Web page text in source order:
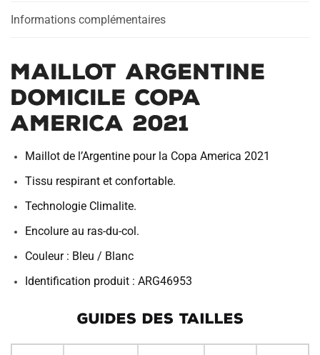
Informations complémentaires
MAILLOT ARGENTINE
DOMICILE COPA
AMERICA 2021
Maillot de l’Argentine pour la Copa America 2021
Tissu respirant et confortable.
Technologie Climalite.
Encolure au ras-du-col.
Couleur : Bleu / Blanc
Identification produit : ARG46953
GUIDES DES TAILLES